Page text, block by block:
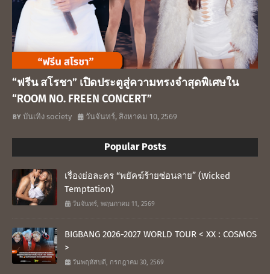
“ฟรีน สโรชา” เปิดประตูสู่ความทรงจำสุดพิเศษใน
“ROOM NO. FREEN CONCERT”
บันเทิง society วันจันทร์, สิงหาคม 10, 2569
Popular Posts
เรื่องย่อละคร “พยัคฆ์ร้ายซ่อนลาย” (Wicked
Temptation)
วันจันทร์, พฤษภาคม 11, 2569
BIGBANG 2026-2027 WORLD TOUR < XX : COSMOS
>
วันพฤหัสบดี, กรกฎาคม 30, 2569